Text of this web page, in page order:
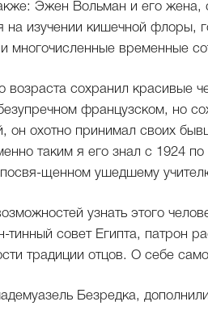
Эжен Вольман и его
на изучении кишечной флоры,
многочисленные временные
возраста сохранил красивые
французском, но
он охотно принимал своих
таким я его знал с 1924
щенном ушедшему
узнать этого
тинный совет Египта, патрон
традиции отцов. О себе
Безредка,